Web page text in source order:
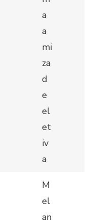
a
a
mi
za
d
e
el
et
iv
a
M
el
an